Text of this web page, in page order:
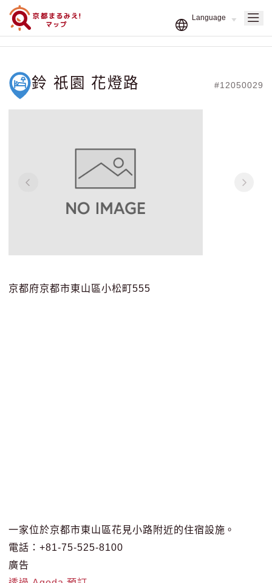
鈴 祇園 花燈路 #12050029
京都府京都市東山區小松町555
一家位於京都市東山區花見小路附近的住宿設施。
電話：+81-75-525-8100
廣告